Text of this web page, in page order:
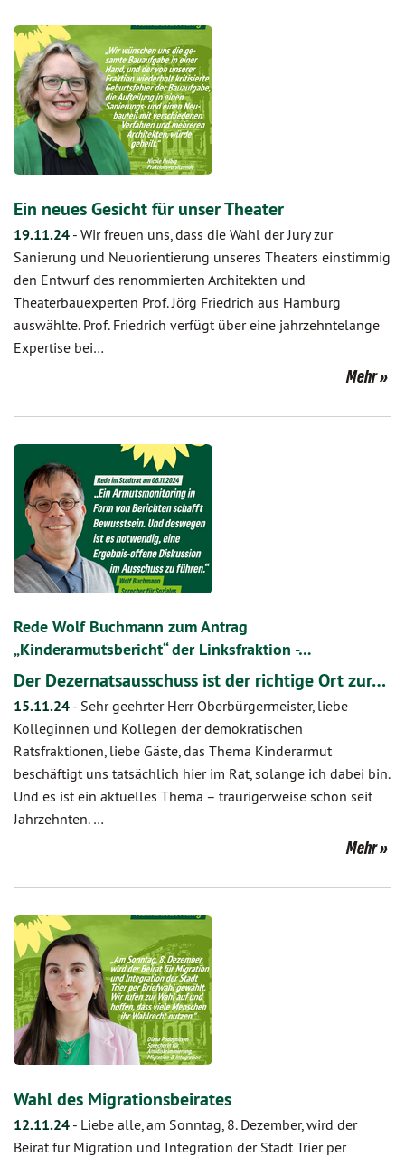
Ein neues Gesicht für unser Theater
19.11.24 - Wir freuen uns, dass die Wahl der Jury zur
Sanierung und Neuorientierung unseres Theaters einstimmig
den Entwurf des renommierten Architekten und
Theaterbauexperten Prof. Jörg Friedrich aus Hamburg
auswählte. Prof. Friedrich verfügt über eine jahrzehntelange
Expertise bei…
Mehr
Rede Wolf Buchmann zum Antrag
„Kinderarmutsbericht“ der Linksfraktion -…
Der Dezernatsausschuss ist der richtige Ort zur…
15.11.24 - Sehr geehrter Herr Oberbürgermeister, liebe
Kolleginnen und Kollegen der demokratischen
Ratsfraktionen, liebe Gäste, das Thema Kinderarmut
beschäftigt uns tatsächlich hier im Rat, solange ich dabei bin.
Und es ist ein aktuelles Thema – traurigerweise schon seit
Jahrzehnten. …
Mehr
Wahl des Migrationsbeirates
12.11.24 - Liebe alle, am Sonntag, 8. Dezember, wird der
Beirat für Migration und Integration der Stadt Trier per